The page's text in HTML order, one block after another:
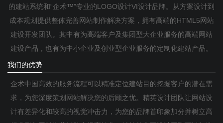
的建站系统和“企术™”专业的LOGO设计VI设计品牌。从方案设计到
成本规划提供整体完善网站制作解决方案，拥有高端的HTML5网站
建设开发团队。其中有为高端客户及集团型大企业服务的高端网站
建设产品，也有为中小企业及创业型企业服务的定制化建站产品。
我们的优势
企术中国高效的服务流程可以精准定位建站目的挖掘客户的潜在需
求，为您深度策划网站解决您的后顾之忧。精英设计团队让网站设
计有差异化和较高的视觉冲击力，为您的品牌首印象加分并树立高